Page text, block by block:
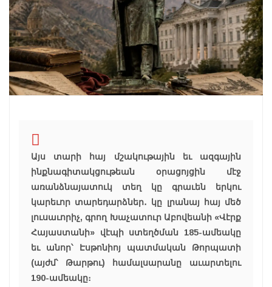
Այս տարի հայ մշակութային եւ ազգային
ինքնագիտակցութեան օրացոյցին մէջ
առանձնայատուկ տեղ կը գրաւեն երկու
կարեւոր տարեդարձներ․ կը լրանայ հայ մեծ
լուսաւորիչ, գրող Խաչատուր Աբովեանի «Վէրք
Հայաստանի» վէպի ստեղծման 185-ամեակը
եւ անոր՝ Էսթոնիոյ պատմական Թորպատի
(այժմ՝ Թարթու) համալսարանը աւարտելու
190-ամեակը։